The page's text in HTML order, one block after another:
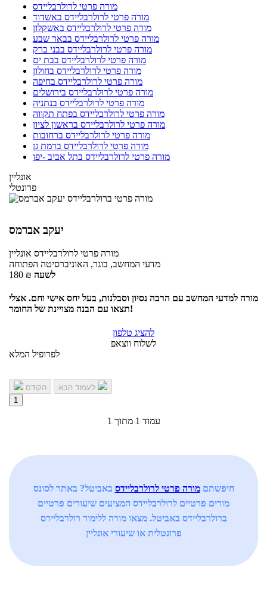
מורה פרטי לרולרבליידס
מורה פרטי לרולרבליידס באשדוד
מורה פרטי לרולרבליידס באשקלון
מורה פרטי לרולרבליידס בבאר שבע
מורה פרטי לרולרבליידס בבני ברק
מורה פרטי לרולרבליידס בבת ים
מורה פרטי לרולרבליידס בחולון
מורה פרטי לרולרבליידס בחיפה
מורה פרטי לרולרבליידס בירושלים
מורה פרטי לרולרבליידס בנתניה
מורה פרטי לרולרבליידס בפתח תקווה
מורה פרטי לרולרבליידס בראשון לציון
מורה פרטי לרולרבליידס ברחובות
מורה פרטי לרולרבליידס ברמת גן
מורה פרטי לרולרבליידס בתל אביב -יפו
אונליין
פרונטלי
יעקב אברמס
מורה פרטי לרולרבליידס אונליין
מדעי המחשב, בוגר, האוניברסיטה הפתוחה
180 ₪ לשעה
מורה למדעי המחשב עם הרבה נסיון וסבלנות, בעל יחס אישי וחם. אצלי
תצאו עם הבנה מצויינת של החומר!
להציג טלפון
לשלוח ווצאפ
לפרופיל המלא
הקודם
1
עמוד 1 מתוך 1
חיפשתםמורה פרטי לרולרבליידס באביטל? באתר לסונס
מורים פרטיים לרולרבליידס המציעים שיעורים פרטיים
ברולרבליידס באביטל. מצאו מורה ללימוד רולרבליידס
פרונטלית או שיעורי אונליין